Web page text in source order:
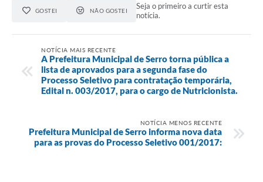
GOSTEI NÃO GOSTEI
Seja o primeiro a curtir esta
notícia.
NOTÍCIA MAIS RECENTE
A Prefeitura Municipal de Serro torna pública a
lista de aprovados para a segunda fase do
Processo Seletivo para contratação temporária,
Edital n. 003/2017, para o cargo de Nutricionista.
NOTÍCIA MENOS RECENTE
Prefeitura Municipal de Serro informa nova data
para as provas do Processo Seletivo 001/2017: